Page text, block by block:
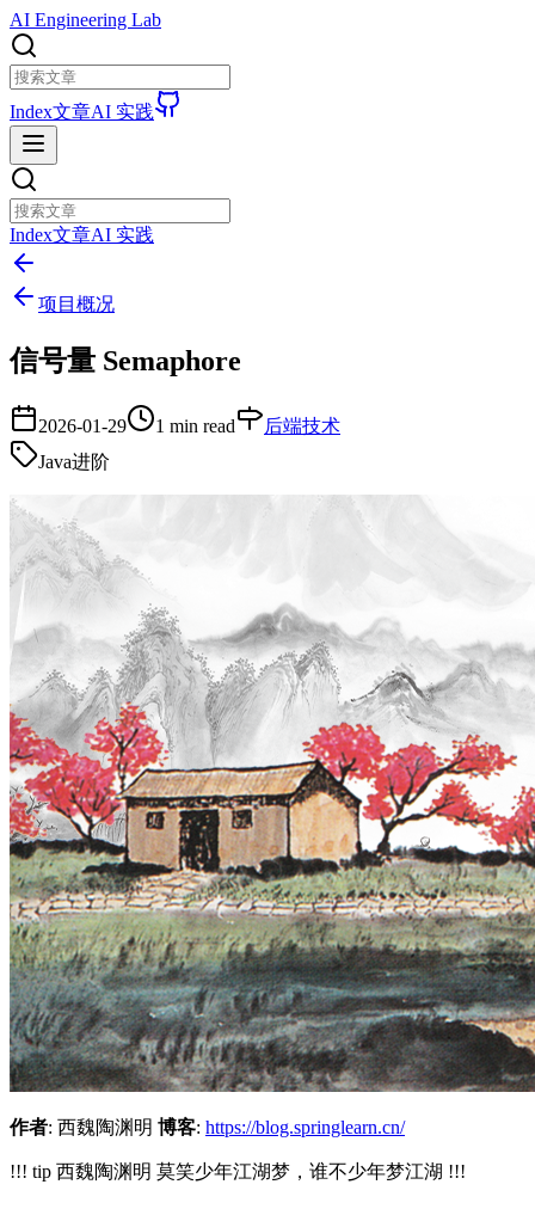
AI Engineering Lab
Index文章AI 实践
Index文章AI 实践
项目概况
信号量 Semaphore
2026-01-29 1 min read
后端技术
Java进阶
作者: 西魏陶渊明 博客: https://blog.springlearn.cn/
!!! tip 西魏陶渊明 莫笑少年江湖梦，谁不少年梦江湖 !!!